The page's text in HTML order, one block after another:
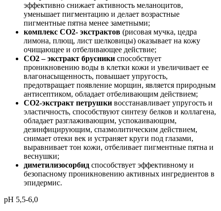
эффективно снижает активность меланоцитов,
уменьшает пигментацию и делает возрастные
пигментные пятна менее заметными;
комплекс СО2- экстрактов (рисовая мучка, цедра
лимона, плющ, лист шелковицы) оказывает на кожу
очищающее и отбеливающее действие;
СО2 – экстракт брусники способствует
проникновению воды в клетки кожи и увеличивает ее
влагонасыщенность, повышает упругость,
предотвращает появление морщин, является природным
антисептиком, обладает отбеливающим действием;
СО2-экстракт петрушки восстанавливает упругость и
эластичность, способствуют синтезу белков и коллагена,
обладает разглаживающим, успокаивающим,
дезинфицирующим, спазмолитическим действием,
снимает отеки век и устраняет круги под глазами,
выравнивает тон кожи, отбеливает пигментные пятна и
веснушки;
диметилизосорбид способствует эффективному и
безопасному проникновению активных ингредиентов в
эпидермис.
рН 5,5-6,0